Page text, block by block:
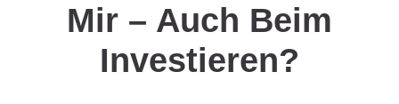
Mir – Auch Beim
Investieren?